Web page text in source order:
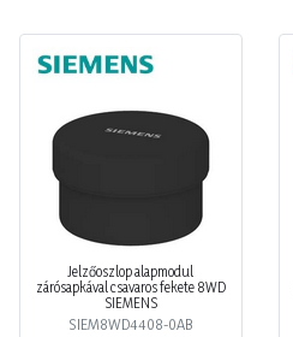
Jelzőoszlop alapmodul
zárósapkával csavaros fekete 8WD
SIEMENS
SIEM8WD4408-0AB